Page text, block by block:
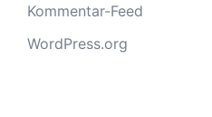
Kommentar-Feed
WordPress.org